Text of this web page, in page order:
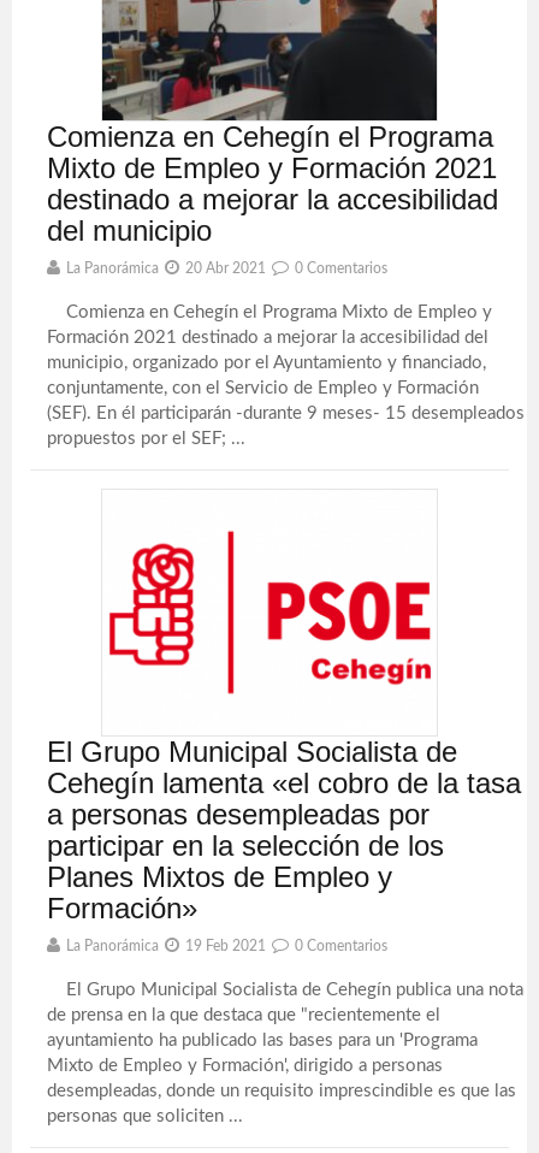
Comienza en Cehegín el Programa
Mixto de Empleo y Formación 2021
destinado a mejorar la accesibilidad
del municipio
La Panorámica 20 Abr 2021 0 Comentarios
Comienza en Cehegín el Programa Mixto de Empleo y
Formación 2021 destinado a mejorar la accesibilidad del
municipio, organizado por el Ayuntamiento y financiado,
conjuntamente, con el Servicio de Empleo y Formación
(SEF). En él participarán -durante 9 meses- 15 desempleados
propuestos por el SEF; ...
El Grupo Municipal Socialista de
Cehegín lamenta «el cobro de la tasa
a personas desempleadas por
participar en la selección de los
Planes Mixtos de Empleo y
Formación»
La Panorámica 19 Feb 2021 0 Comentarios
El Grupo Municipal Socialista de Cehegín publica una nota
de prensa en la que destaca que "recientemente el
ayuntamiento ha publicado las bases para un 'Programa
Mixto de Empleo y Formación', dirigido a personas
desempleadas, donde un requisito imprescindible es que las
personas que soliciten ...